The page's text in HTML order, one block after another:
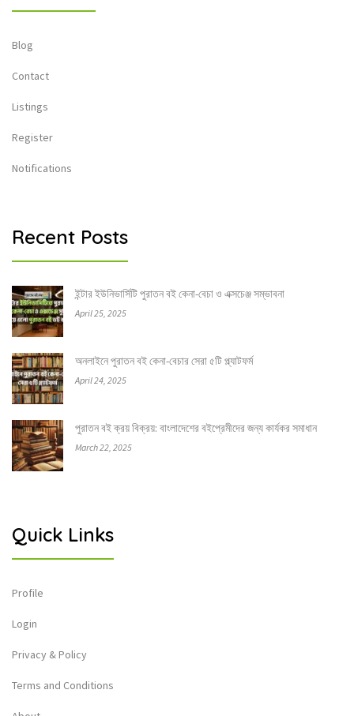
Blog
Contact
Listings
Register
Notifications
Recent Posts
ইন্টার ইউনিভার্সিটি পুরাতন বই কেনা-বেচা ও এক্সচেঞ্জ সম্ভাবনা
April 25, 2025
অনলাইনে পুরাতন বই কেনা-বেচার সেরা ৫টি প্ল্যাটফর্ম
April 24, 2025
পুরাতন বই ক্রয় বিক্রয়: বাংলাদেশের বইপ্রেমীদের জন্য কার্যকর সমাধান
March 22, 2025
Quick Links
Profile
Login
Privacy & Policy
Terms and Conditions